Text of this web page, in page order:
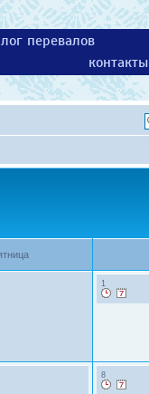
перевалов
контакты
1
8